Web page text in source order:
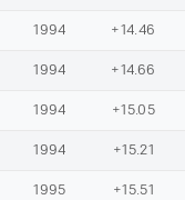
1994 +14.46
1994 +14.66
1994 +15.05
1994 +15.21
1995 +15.51